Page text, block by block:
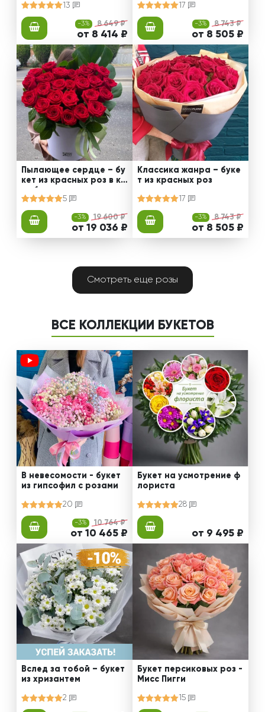
13
-3% 8 649 ₽
от 8 414 ₽
17
-3% 8 743 ₽
от 8 505 ₽
Пылающее сердце – бу
кет из красных роз в ко
робке
5
-3% 19 600 ₽
от 19 036 ₽
Классика жанра – буке
т из красных роз
17
-3% 8 743 ₽
от 8 505 ₽
Смотреть еще розы
ВСЕ КОЛЛЕКЦИИ БУКЕТОВ
В невесомости - букет
из гипсофил с розами
20
-3% 10 764 ₽
от 10 465 ₽
Букет на усмотрение ф
лориста
28
от 9 495 ₽
Вслед за тобой – букет
из хризантем
2
Букет персиковых роз -
Мисс Пигги
15